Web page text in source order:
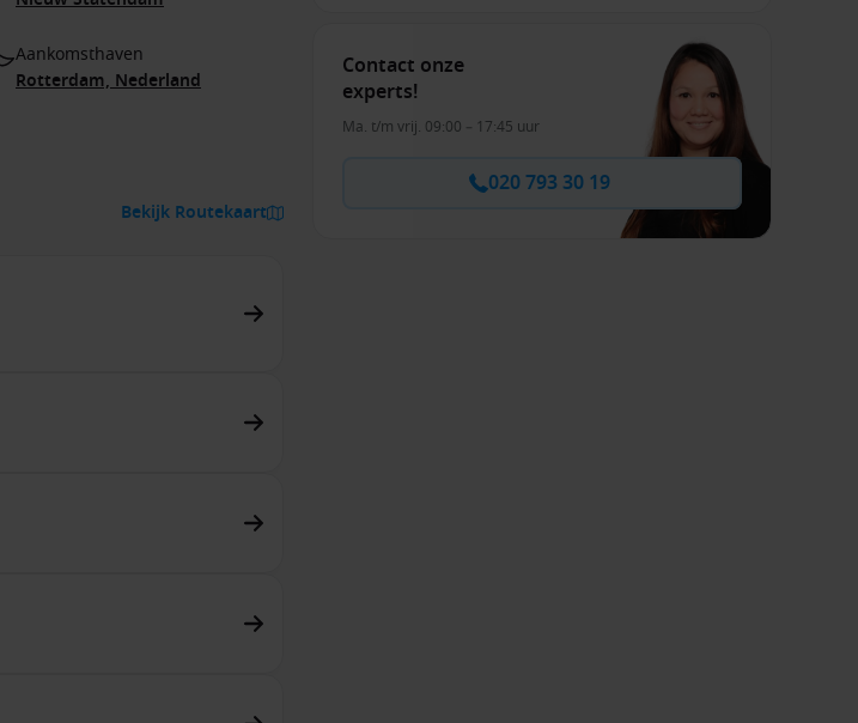
Aankomsthaven
Rotterdam, Nederland
Bekijk Routekaart
Contact onze
experts!
Ma. t/m vrij. 09:00 – 17:45 uur
020 793 30 19